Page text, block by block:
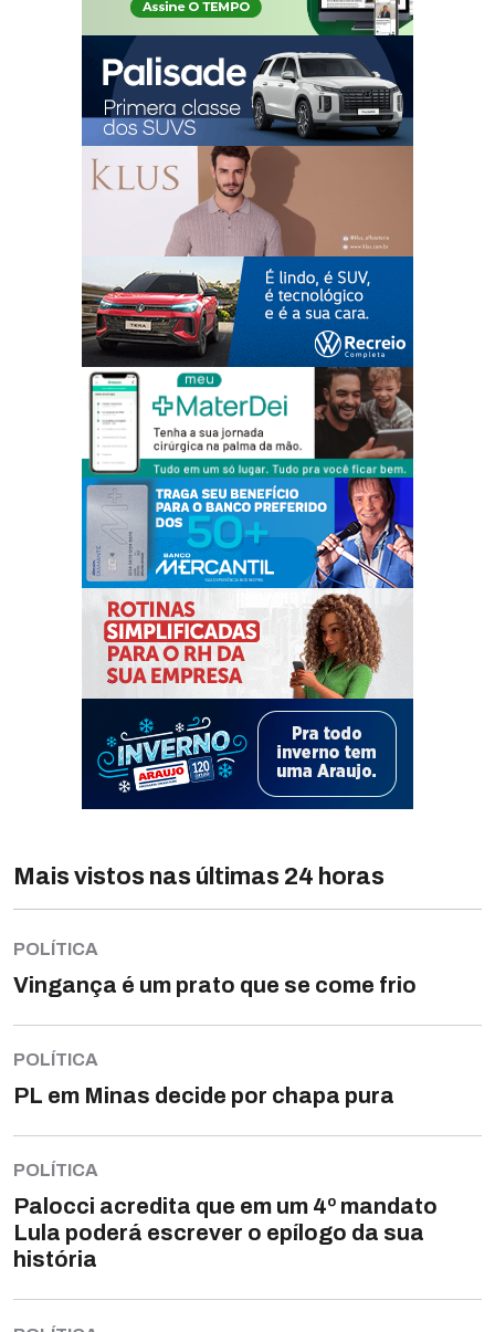
Mais vistos nas últimas 24 horas
POLÍTICA
Vingança é um prato que se come frio
POLÍTICA
PL em Minas decide por chapa pura
POLÍTICA
Palocci acredita que em um 4º mandato
Lula poderá escrever o epílogo da sua
história